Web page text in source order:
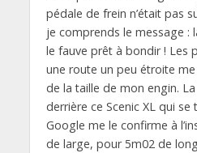
pédale de frein n’était pas
je comprends le message :
le fauve prêt à bondir ! Les
une route un peu étroite
de la taille de mon engin. La
derrière ce Scenic XL qui se
Google me le confirme à
de large, pour 5m02 de